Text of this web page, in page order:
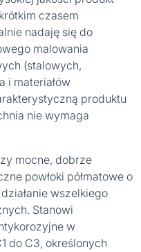
czasem
nadaję się do
malowania
(stalowych,
i materiałów
produktu
nie wymaga
mocne, dobrze
powłoki półmatowe o
wszelkiego
Stanowi
w
do C3, określonych